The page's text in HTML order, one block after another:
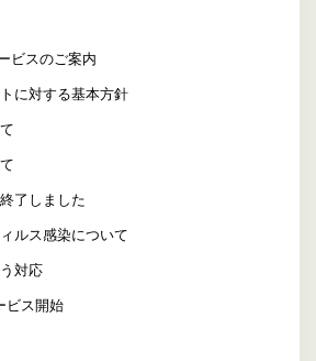
ビスのご案内
に対する基本方針
了しました
ルス感染について
対応
ビス開始